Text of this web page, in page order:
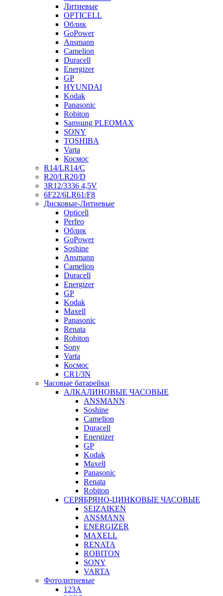
Литиевые
OPTICELL
Облик
GoPower
Ansmann
Camelion
Duracell
Energizer
GP
HYUNDAI
Kodak
Panasonic
Robiton
Samsung PLEOMAX
SONY
TOSHIBA
Varta
Космос
R14/LR14/C
R20/LR20/D
3R12/3336 4,5V
6F22/6LR61/F8
Дисковые-Литиевые
Opticell
Perfeo
Облик
GoPower
Soshine
Ansmann
Camelion
Duracell
Energizer
GP
Kodak
Maxell
Panasonic
Renata
Robiton
Sony
Varta
Космос
CR1/3N
Часовые батарейки
АЛКАЛИНОВЫЕ ЧАСОВЫЕ
ANSMANN
Soshine
Camelion
Duracell
Energizer
GP
Kodak
Maxell
Panasonic
Renata
Robiton
СЕРЯБРЯНО-ЦИНКОВЫЕ ЧАСОВЫЕ
SEIZAIKEN
ANSMANN
ENERGIZER
MAXELL
RENATA
ROBITON
SONY
VARTA
Фотолитиевые
123A